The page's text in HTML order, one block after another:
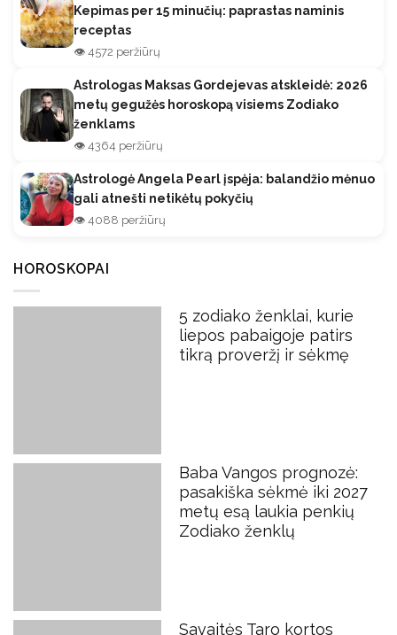
Kepimas per 15 minučių: paprastas naminis
receptas
👁️ 4572 peržiūrų
Astrologas Maksas Gordejevas atskleidė: 2026
metų gegužės horoskopą visiems Zodiako
ženklams
👁️ 4364 peržiūrų
Astrologė Angela Pearl įspėja: balandžio mėnuo
gali atnešti netikėtų pokyčių
👁️ 4088 peržiūrų
HOROSKOPAI
5 zodiako ženklai, kurie
liepos pabaigoje patirs
tikrą proveržį ir sėkmę
Baba Vangos prognozė:
pasakiška sėkmė iki 2027
metų esą laukia penkių
Zodiako ženklų
Savaitės Taro kortos